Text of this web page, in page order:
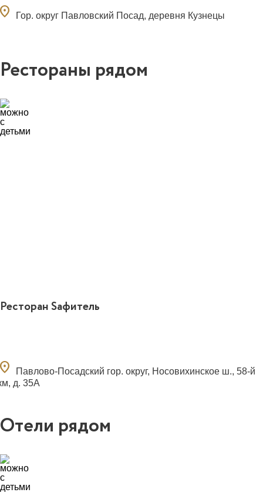
Гор. округ Павловский Посад, деревня Кузнецы
Рестораны рядом
Ресторан Sафитель
Павлово-Посадский гор. округ, Носовихинское ш., 58-й
д. 35А
Отели рядом